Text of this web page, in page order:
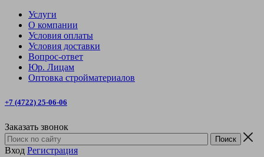
Услуги
О компании
Условия оплаты
Условия доставки
Вопрос-ответ
Юр. Лицам
Оптовка стройматериалов
+7 (4722) 25-06-06
Заказать звонок
Вход Регистрация